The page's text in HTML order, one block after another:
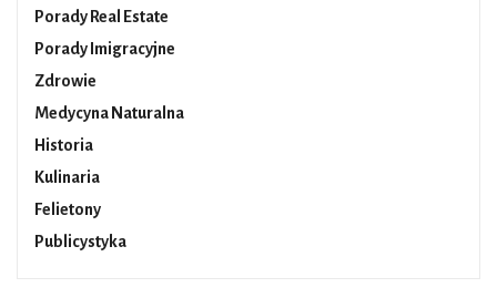
Porady Real Estate
Porady Imigracyjne
Zdrowie
Medycyna Naturalna
Historia
Kulinaria
Felietony
Publicystyka